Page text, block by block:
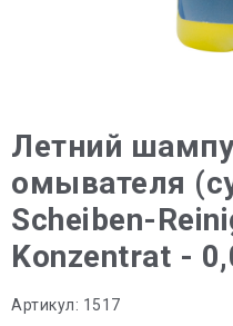
Летний
омывателя
Scheiben-
Konzentrat -
Артикул: 1517